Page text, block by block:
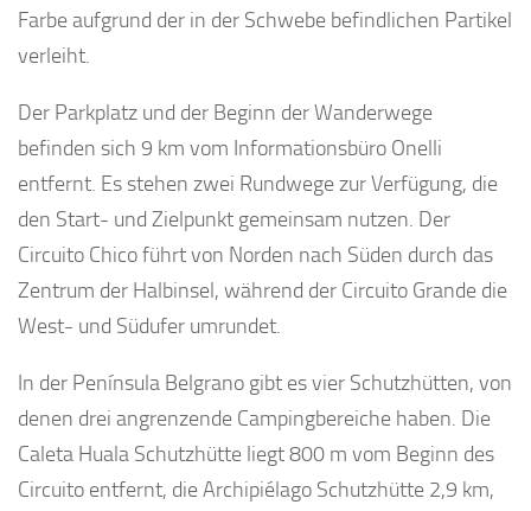
Farbe aufgrund der in der Schwebe befindlichen Partikel
verleiht.
Der Parkplatz und der Beginn der Wanderwege
befinden sich 9 km vom Informationsbüro Onelli
entfernt. Es stehen zwei Rundwege zur Verfügung, die
den Start- und Zielpunkt gemeinsam nutzen. Der
Circuito Chico führt von Norden nach Süden durch das
Zentrum der Halbinsel, während der Circuito Grande die
West- und Südufer umrundet.
In der Península Belgrano gibt es vier Schutzhütten, von
denen drei angrenzende Campingbereiche haben. Die
Caleta Huala Schutzhütte liegt 800 m vom Beginn des
Circuito entfernt, die Archipiélago Schutzhütte 2,9 km,